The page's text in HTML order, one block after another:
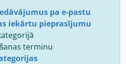
pa e-pastu
iekārtu pieprasījumu
terminu